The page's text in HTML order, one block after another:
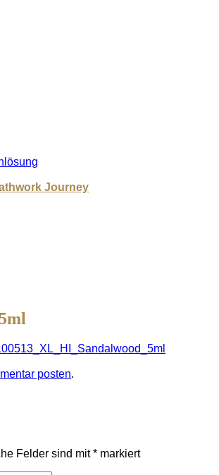
Journey
posten.
Felder sind mit* markiert